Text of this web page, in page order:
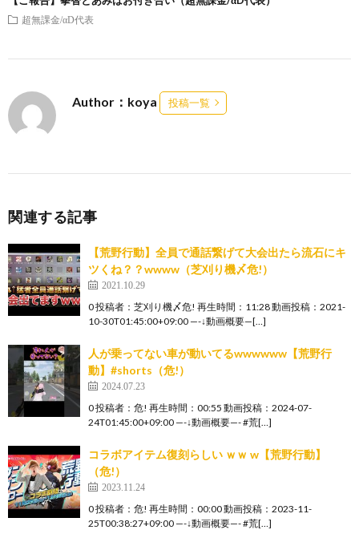
超無課金/αD代表
Author：koya 投稿一覧
関連する記事
【荒野行動】全員で通話繋げて大会出たら流石にキ
ツくね？？wwww（芝刈り機〆危!）
2021.10.29
0 投稿者：芝刈り機〆危! 再生時間：11:28 動画投稿：2021-
10-30T01:45:00+09:00 —-↓動画概要—[…]
人が乗ってない車が動いてるwwwwww【荒野行
動】#shorts（危!）
2024.07.23
0 投稿者：危! 再生時間：00:55 動画投稿：2024-07-
24T01:45:00+09:00 —-↓動画概要—- #荒[…]
コラボアイテム復刻らしい ｗｗ w【荒野行動】
（危!）
2023.11.24
0 投稿者：危! 再生時間：00:00 動画投稿：2023-11-
25T00:38:27+09:00 —-↓動画概要—- #荒[…]